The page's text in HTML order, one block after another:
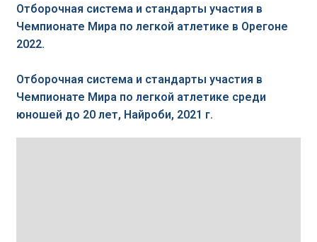
Отборочная система и стандарты участия в
Чемпионате Мира по легкой атлетике в Орегоне
2022.
Отборочная система и стандарты участия в
Чемпионате Мира по легкой атлетике среди
юношей до 20 лет, Найроби, 2021 г.